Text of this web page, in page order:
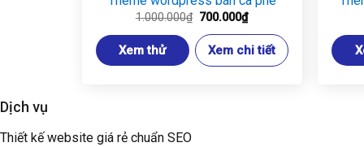
1.000.000₫ Giá
là:
1.000.000₫.
700.000₫Giá
hiện
tại
là:
700.000₫.
Xem thử Xem chi tiết
Dịch vụ
Thiết kế website giá rẻ chuẩn SEO